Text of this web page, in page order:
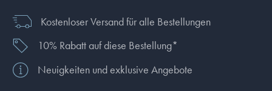
Kostenloser Versand für alle Bestellungen
10% Rabatt auf diese Bestellung*
Neuigkeiten und exklusive Angebote